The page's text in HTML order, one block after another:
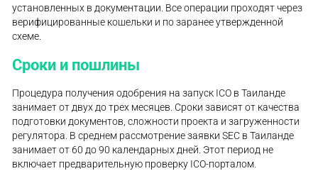
установленных в документации. Все операции проходят через
верифицированные кошельки и по заранее утвержденной
схеме.
Сроки и пошлины
Процедура получения одобрения на запуск ICO в Таиланде
занимает от двух до трех месяцев. Сроки зависят от качества
подготовки документов, сложности проекта и загруженности
регулятора. В среднем рассмотрение заявки SEC в Таиланде
занимает от 60 до 90 календарных дней. Этот период не
включает предварительную проверку ICO-порталом.